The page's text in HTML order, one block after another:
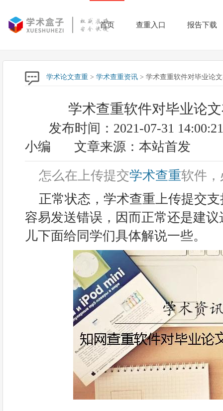
首页 查重入口 报告下载
学术论文查重 > 学术查重资讯 > 学术查重软件对毕业论
学术查重软件对毕业论
发布时间：2021-07-31 14:00:21
小编
文章来源：本站首发
怎么在上传提交学术查重软件
正常状态，学术查重上传提交
容易发送错误，因而正常还是建
儿下面给同学们具体解说一些。